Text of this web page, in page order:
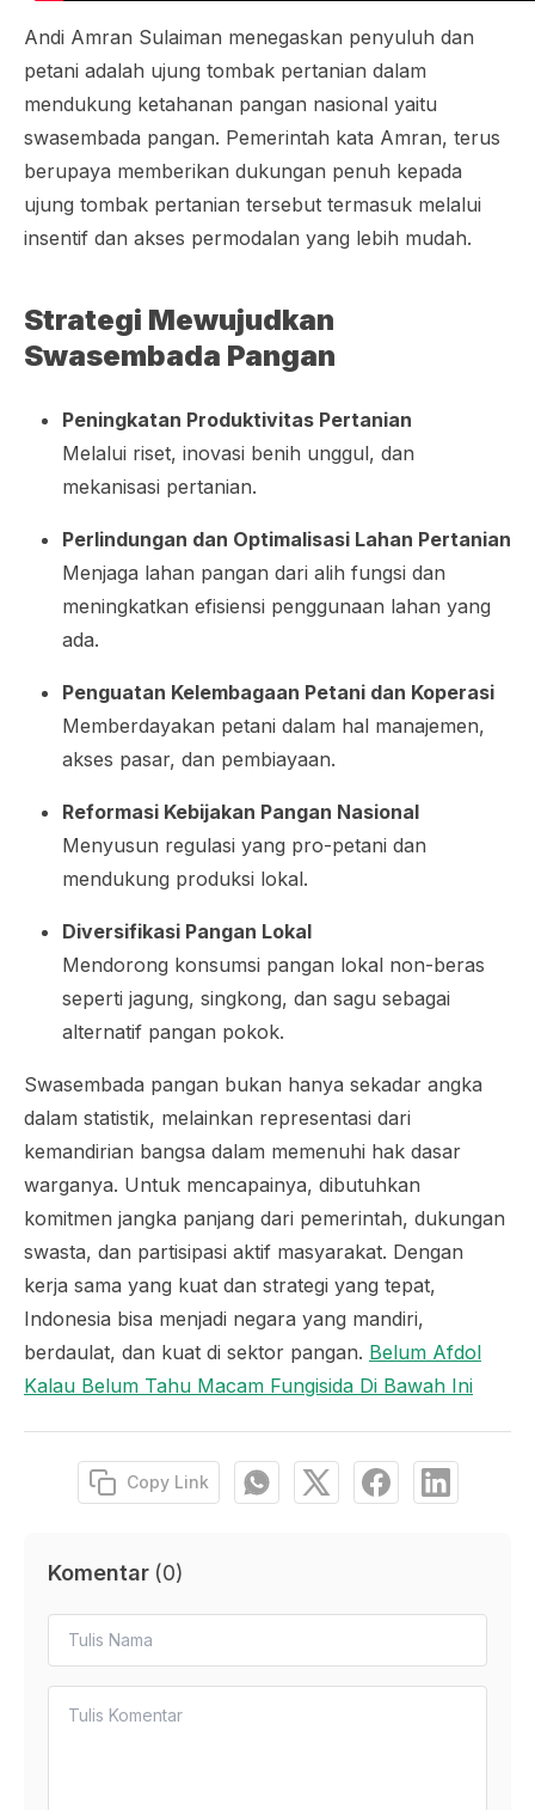
Andi Amran Sulaiman menegaskan penyuluh dan
petani adalah ujung tombak pertanian dalam
mendukung ketahanan pangan nasional yaitu
swasembada pangan. Pemerintah kata Amran, terus
berupaya memberikan dukungan penuh kepada
ujung tombak pertanian tersebut termasuk melalui
insentif dan akses permodalan yang lebih mudah.
Strategi Mewujudkan
Swasembada Pangan
Peningkatan Produktivitas Pertanian
Melalui riset, inovasi benih unggul, dan
mekanisasi pertanian.
Perlindungan dan Optimalisasi Lahan Pertanian
Menjaga lahan pangan dari alih fungsi dan
meningkatkan efisiensi penggunaan lahan yang
ada.
Penguatan Kelembagaan Petani dan Koperasi
Memberdayakan petani dalam hal manajemen,
akses pasar, dan pembiayaan.
Reformasi Kebijakan Pangan Nasional
Menyusun regulasi yang pro-petani dan
mendukung produksi lokal.
Diversifikasi Pangan Lokal
Mendorong konsumsi pangan lokal non-beras
seperti jagung, singkong, dan sagu sebagai
alternatif pangan pokok.
Swasembada pangan bukan hanya sekadar angka
dalam statistik, melainkan representasi dari
kemandirian bangsa dalam memenuhi hak dasar
warganya. Untuk mencapainya, dibutuhkan
komitmen jangka panjang dari pemerintah, dukungan
swasta, dan partisipasi aktif masyarakat. Dengan
kerja sama yang kuat dan strategi yang tepat,
Indonesia bisa menjadi negara yang mandiri,
berdaulat, dan kuat di sektor pangan. Belum Afdol
Kalau Belum Tahu Macam Fungisida Di Bawah Ini
Copy Link
Komentar (0)